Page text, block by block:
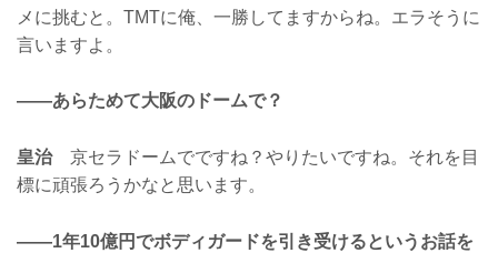
メに挑むと。TMTに俺、一勝してますからね。エラそうに
言いますよ。
——あらためて大阪のドームで？
皇治京セラドームでですね？やりたいですね。それを目
標に頑張ろうかなと思います。
——1年10億円でボディガードを引き受けるというお話を